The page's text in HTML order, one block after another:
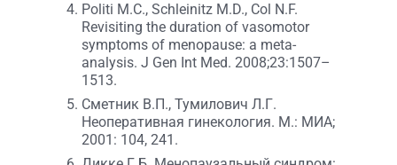
Politi M.C., Schleinitz M.D., Col N.F.
Revisiting the duration of vasomotor
symptoms of menopause: a meta-
analysis. J Gen Int Med. 2008;23:1507–
1513.
Сметник В.П., Тумилович Л.Г.
Неоперативная гинекология. М.: МИА;
2001: 104, 241.